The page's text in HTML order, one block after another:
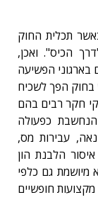
הלבנת הון נחקק בשנת 2000, כאשר תכלית החוק
הכיס". ואכן,
הפשיעה
בחוק הפך לשכיח
חקר רבים בהם
כפעולה
עבירות מס,
הלבנת הון
מיושמת גם כלפי
חופשיים